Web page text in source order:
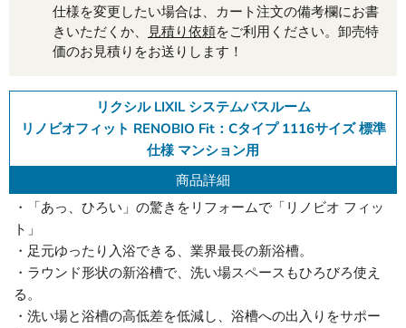
仕様を変更したい場合は、カート注文の備考欄にお書
きいただくか、 見積り依頼をご利用ください。卸売特
価のお見積りをお送りします！
リクシル LIXIL システムバスルーム
リノビオフィット RENOBIO Fit：Cタイプ 1116サイズ 標準
仕様 マンション用
商品詳細
・「あっ、ひろい」の驚きをリフォームで「リノビオ フィッ
ト」
・足元ゆったり入浴できる、業界最長の新浴槽。
・ラウンド形状の新浴槽で、洗い場スペースもひろびろ使え
る。
・洗い場と浴槽の高低差を低減し、浴槽への出入りをサポー